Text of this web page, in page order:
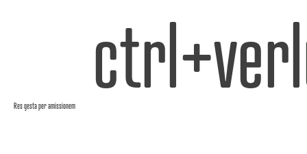
Res gesta per amissionem